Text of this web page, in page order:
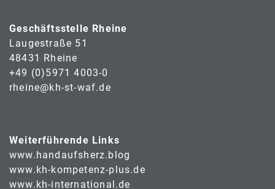
Geschäftsstelle Rheine
Laugestraße 51
48431 Rheine
+49 (0)5971 4003-0
rheine@kh-st-waf.de
Weiterführende Links
www.handaufsherz.blog
www.kh-kompetenz-plus.de
www.kh-international.de